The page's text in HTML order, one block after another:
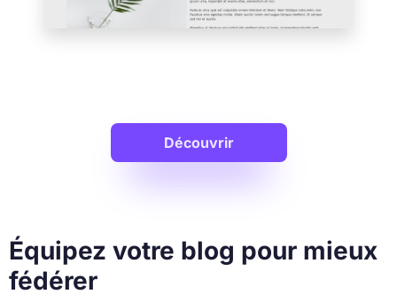
Découvrir
Équipez votre blog pour mieux
fédérer